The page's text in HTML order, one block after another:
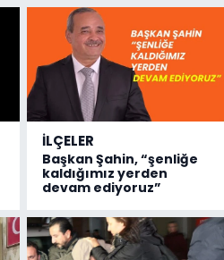
İLÇELER
Başkan Şahin, “şenliğe
kaldığımız yerden
devam ediyoruz”